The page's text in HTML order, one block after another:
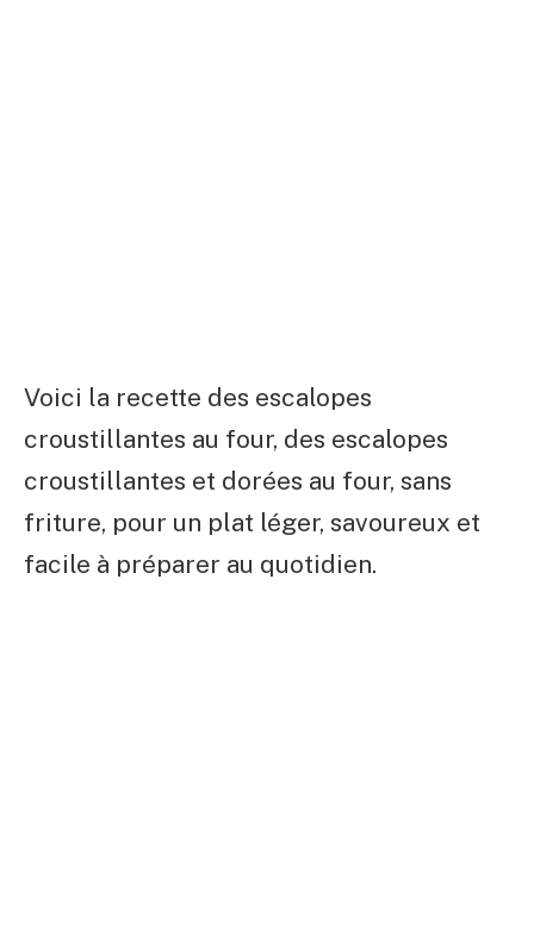
Voici la recette des escalopes
croustillantes au four, des escalopes
croustillantes et dorées au four, sans
friture, pour un plat léger, savoureux et
facile à préparer au quotidien.